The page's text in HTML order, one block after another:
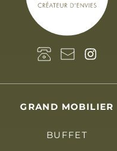
GRAND MOBILIER
BUFFET